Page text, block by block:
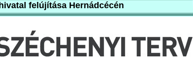
felújítása Hernádcécén